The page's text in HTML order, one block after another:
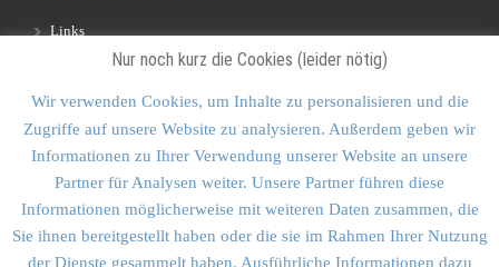
Links
KONTAKT & SITEMAP
Kontakt
Sitemap
Nur noch kurz die Cookies (leider nötig)
Wir verwenden Cookies, um Inhalte zu personalisieren und die
Zugriffe auf unsere Website zu analysieren. Außerdem geben wir
Informationen zu Ihrer Verwendung unserer Website an unsere
Partner für Analysen weiter. Unsere Partner führen diese
Informationen möglicherweise mit weiteren Daten zusammen, die
Sie ihnen bereitgestellt haben oder die sie im Rahmen Ihrer Nutzung
der Dienste gesammelt haben. Ausführliche Informationen dazu